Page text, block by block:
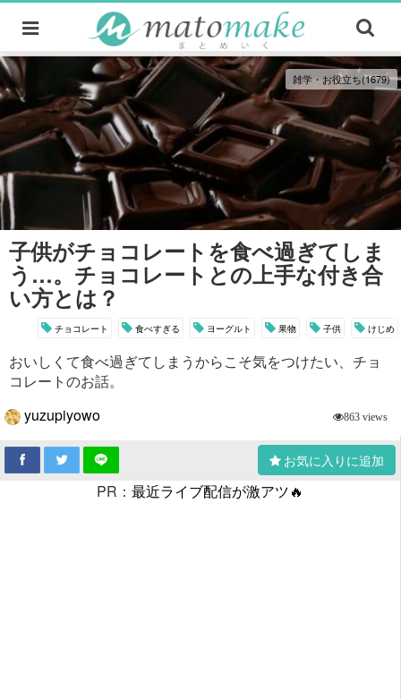
雑学・お役立ち(1679)
子供がチョコレートを食べ過ぎてしま
う…。チョコレートとの上手な付き合
い方とは？
チョコレート 食べすぎる ヨーグルト 果物 子供 けじめ
おいしくて食べ過ぎてしまうからこそ気をつけたい、チョ
コレートのお話。
yuzupiyowo
863 views
お気に入りに追加
PR： 最近ライブ配信が激アツ🔥